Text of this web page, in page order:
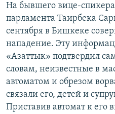
поискуЎЗБЕКЧА
ТОҶИКӢ
TÜRKMENÇE
Все сайты РСЕ/РС
На бывшего вице-
парламента Таирбека
сентября в Бишкеке
нападение. Эту
«Азаттык» подтвердил
словам, неизвестные в
автоматом и обрезом
связали его, детей и
Приставив автомат к его